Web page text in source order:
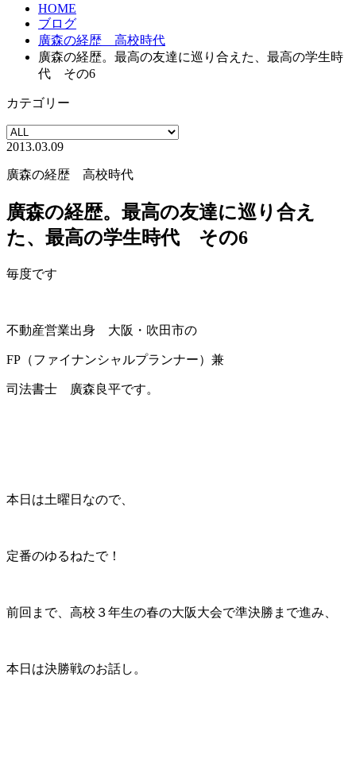
HOME
ブログ
廣森の経歴 高校時代
廣森の経歴。最高の友達に巡り合えた、最高の学生時
代 その6
カテゴリー
2013.03.09
廣森の経歴 高校時代
廣森の経歴。最高の友達に巡り合え
た、最高の学生時代 その6
毎度です
不動産営業出身 大阪・吹田市の
FP（ファイナンシャルプランナー）兼
司法書士 廣森良平です。
本日は土曜日なので、
定番のゆるねたで！
前回まで、高校３年生の春の大阪大会で準決勝まで進み、
本日は決勝戦のお話し。